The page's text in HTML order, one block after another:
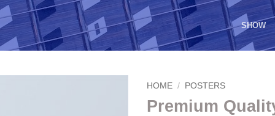
SHOW
HOME / POSTERS
Premium